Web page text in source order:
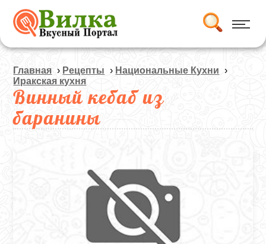
Главная › Рецепты › Национальные Кухни ›
Иракская кухня
Винный кебаб из
баранины